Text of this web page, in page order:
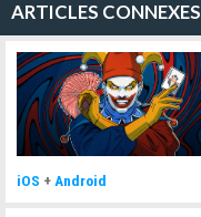
ARTICLES CONNEXES
iOS + Android